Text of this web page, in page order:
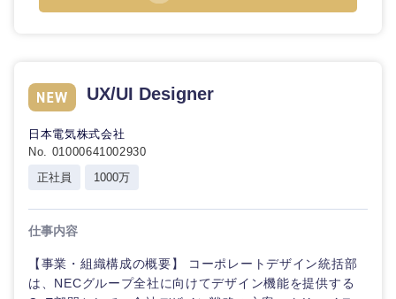
サービス
クリエイ
ティブ
専門職
その他企画業務
コンサルタント
専門職
金融専門職
金融
建設・不動産
上場企業
外資系企業
フルリモート
上
UX/UI Designer
日本電気株式会社
No. 01000641002930
正社員
1000万
仕事内容
【事業・組織構成の概要】 コーポレートデザイン統括部
は、NECグループ全社に向けてデザイン機能を提供する